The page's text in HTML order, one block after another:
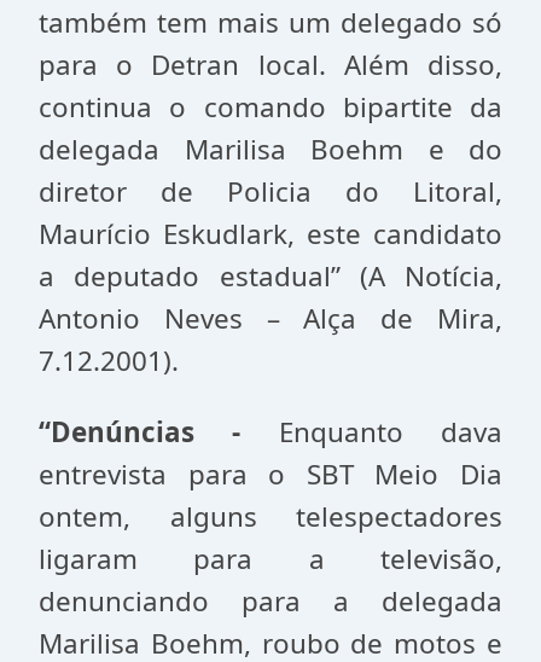
também tem mais um delegado só
para o Detran local. Além disso,
continua o comando bipartite da
delegada Marilisa Boehm e do
diretor de Policia do Litoral,
Maurício Eskudlark, este candidato
a deputado estadual” (A Notícia,
Antonio Neves – Alça de Mira,
7.12.2001).
“Denúncias - Enquanto dava
entrevista para o SBT Meio Dia
ontem, alguns telespectadores
ligaram para a televisão,
denunciando para a delegada
Marilisa Boehm, roubo de motos e